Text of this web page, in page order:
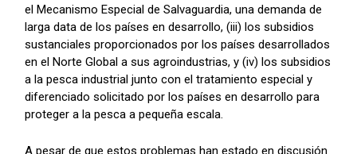
el Mecanismo Especial de Salvaguardia, una demanda de
larga data de los países en desarrollo, (iii) los subsidios
sustanciales proporcionados por los países desarrollados
en el Norte Global a sus agroindustrias, y (iv) los subsidios
a la pesca industrial junto con el tratamiento especial y
diferenciado solicitado por los países en desarrollo para
proteger a la pesca a pequeña escala.
A pesar de que estos problemas han estado en discusión